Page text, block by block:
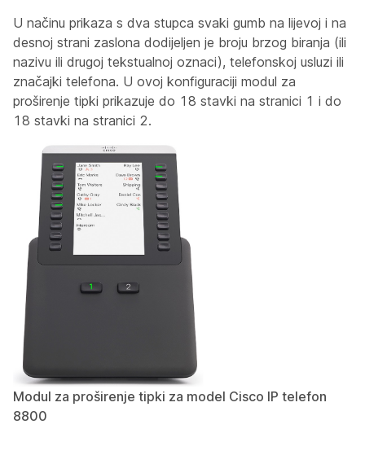
U načinu prikaza s dva stupca svaki gumb na lijevoj i na
desnoj strani zaslona dodijeljen je broju brzog biranja (ili
nazivu ili drugoj tekstualnoj oznaci), telefonskoj usluzi ili
značajki telefona. U ovoj konfiguraciji modul za
proširenje tipki prikazuje do 18 stavki na stranici 1 i do
18 stavki na stranici 2.
Modul za proširenje tipki za model Cisco IP telefon
8800